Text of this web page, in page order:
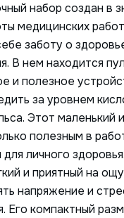
набор создан в
медицинских
заботу о
В нем находится
и полезное
за уровнем
Этот маленький
полезным в
личного
и приятный на
напряжение и
Его компактный